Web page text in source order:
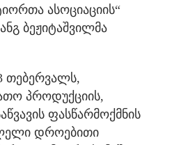
ასოციაციის“
ბეჟიტაშვილმა
თებერვალს,
პროდუქციის,
ფასწარმოქმნის
დროებითი